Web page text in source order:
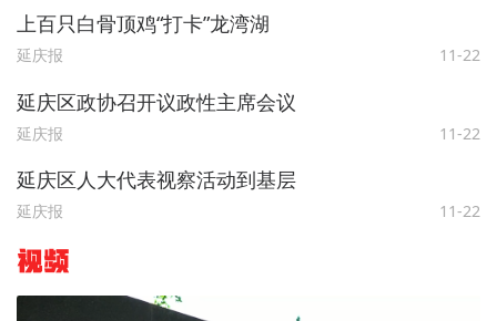
上百只白骨顶鸡“打卡”龙湾湖
延庆报 11-22
延庆区政协召开议政性主席会议
延庆报 11-22
延庆区人大代表视察活动到基层
延庆报 11-22
视频